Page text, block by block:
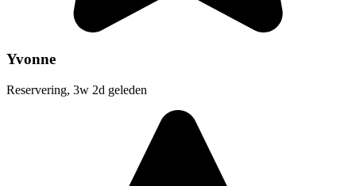
Yvonne
Reservering, 3w 2d geleden